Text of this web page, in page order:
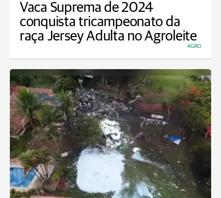
Vaca Suprema de 2024
conquista tricampeonato da
raça Jersey Adulta no Agroleite
AGRO